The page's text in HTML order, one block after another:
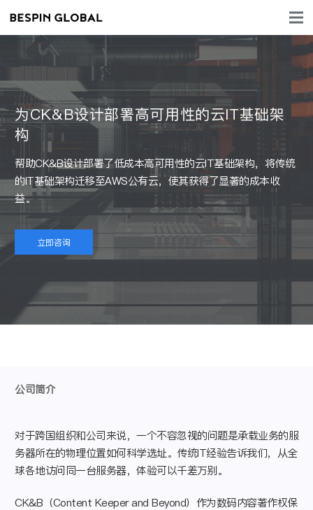
为CK&B设计部署高可用性的云IT基础架
构
帮助CK&B设计部署了低成本高可用性的云IT基础架构，将传统
的IT基础架构迁移至AWS公有云，使其获得了显著的成本收
益。
立即咨询
公司简介
对于跨国组织和公司来说，一个不容忽视的问题是承载业务的服
务器所在的物理位置如何科学选址。传统IT经验告诉我们，从全
球各地访问同一台服务器，体验可以千差万别。
CK&B（Content Keeper and Beyond）作为数码内容著作权保